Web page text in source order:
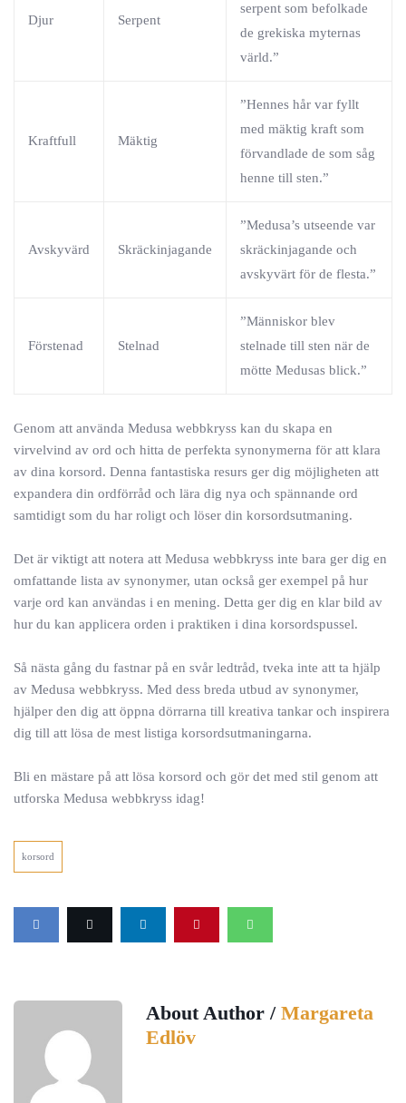
Djur Serpent
serpent som befolkade
de grekiska myternas
värld.”
Kraftfull Mäktig
”Hennes hår var fyllt
med mäktig kraft som
förvandlade de som såg
henne till sten.”
Avskyvärd Skräckinjagande
”Medusa’s utseende var
skräckinjagande och
avskyvärt för de flesta.”
Förstenad Stelnad
”Människor blev
stelnade till sten när de
mötte Medusas blick.”
Genom att använda Medusa webbkryss kan du skapa en
virvelvind av ord och hitta de perfekta synonymerna för att klara
av dina korsord. Denna fantastiska resurs ger dig möjligheten att
expandera din ordförråd och lära dig nya och spännande ord
samtidigt som du har roligt och löser din korsordsutmaning.
Det är viktigt att notera att Medusa webbkryss inte bara ger dig en
omfattande lista av synonymer, utan också ger exempel på hur
varje ord kan användas i en mening. Detta ger dig en klar bild av
hur du kan applicera orden i praktiken i dina korsordspussel.
Så nästa gång du fastnar på en svår ledtråd, tveka inte att ta hjälp
av Medusa webbkryss. Med dess breda utbud av synonymer,
hjälper den dig att öppna dörrarna till kreativa tankar och inspirera
dig till att lösa de mest listiga korsordsutmaningarna.
Bli en mästare på att lösa korsord och gör det med stil genom att
utforska Medusa webbkryss idag!
korsord
About Author / Margareta
Edlöv